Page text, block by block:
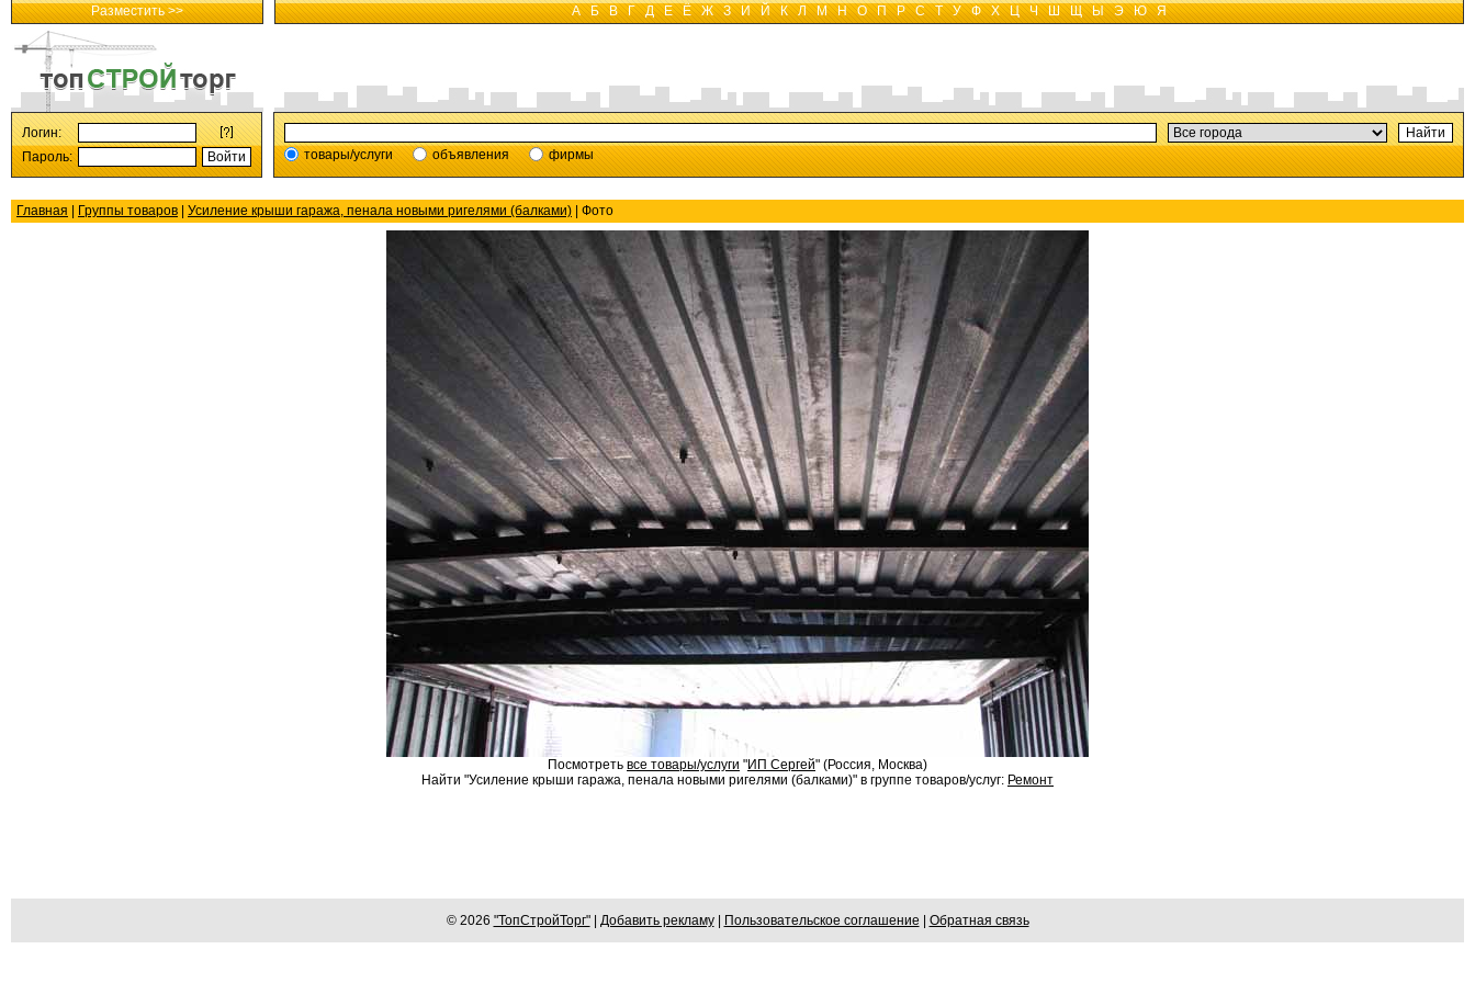
Разместить >> А Б В Г Д Е Ё Ж З И Й К Л М Н О П Р С Т У Ф Х Ц Ч Ш Щ Ы Э Ю Я
Логин:
Пароль:
товары/услуги объявления фирмы
Главная Группы товаров Усиление крыши гаража, пенала новыми ригелями (балками) | Фото
Посмотреть все товары/услуги "ИП Сергей" (Россия, Москва)
Найти "Усиление крыши гаража, пенала новыми ригелями (балками)" в группе товаров/услуг: Ремонт
© 2026 "ТопСтройТорг"| Добавить рекламу| Пользовательское соглашение Обратная связь